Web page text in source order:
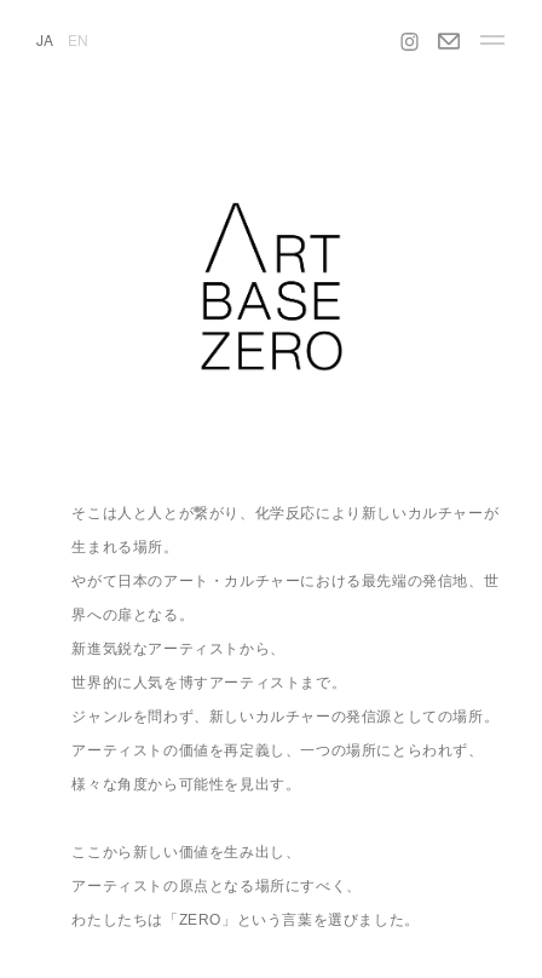
JA EN
そこは人と人とが繋がり、化学反応により新しいカルチャーが
生まれる場所。
やがて日本のアート・カルチャーにおける最先端の発信地、世
界への扉となる。
新進気鋭なアーティストから、
世界的に人気を博すアーティストまで。
ジャンルを問わず、新しいカルチャーの発信源としての場所。
アーティストの価値を再定義し、一つの場所にとらわれず、
様々な角度から可能性を見出す。
ここから新しい価値を生み出し、
アーティストの原点となる場所にすべく、
わたしたちは「ZERO」という言葉を選びました。